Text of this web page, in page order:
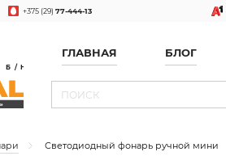
+375 (29)77-444-13
Б/Н
ГЛАВНАЯ БЛОГ
Светодиодный фонарь ручной мини